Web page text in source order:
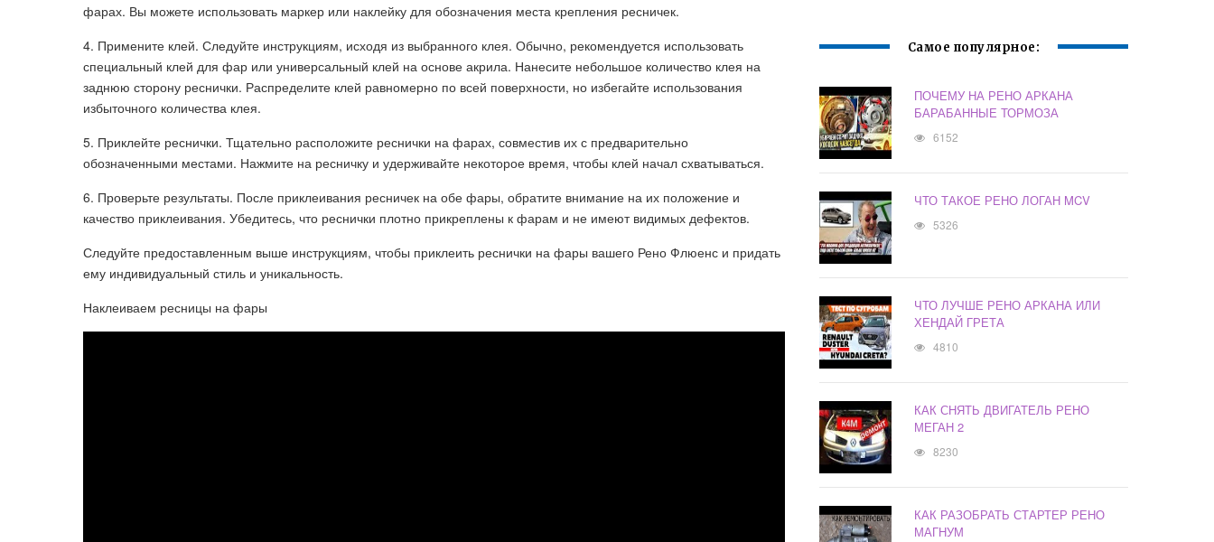
фарах. Вы можете использовать маркер или наклейку для обозначения места крепления ресничек.
4. Примените клей. Следуйте инструкциям, исходя из выбранного клея. Обычно, рекомендуется использовать
специальный клей для фар или универсальный клей на основе акрила. Нанесите небольшое количество клея на
заднюю сторону реснички. Распределите клей равномерно по всей поверхности, но избегайте использования
избыточного количества клея.
5. Приклейте реснички. Тщательно расположите реснички на фарах, совместив их с предварительно
обозначенными местами. Нажмите на ресничку и удерживайте некоторое время, чтобы клей начал схватываться.
6. Проверьте результаты. После приклеивания ресничек на обе фары, обратите внимание на их положение и
качество приклеивания. Убедитесь, что реснички плотно прикреплены к фарам и не имеют видимых дефектов.
Следуйте предоставленным выше инструкциям, чтобы приклеить реснички на фары вашего Рено Флюенс и придать
ему индивидуальный стиль и уникальность.
Наклеиваем ресницы на фары
Самое популярное:
ПОЧЕМУ НА РЕНО АРКАНА
БАРАБАННЫЕ ТОРМОЗА
6152
ЧТО ТАКОЕ РЕНО ЛОГАН MCV
5326
ЧТО ЛУЧШЕ РЕНО АРКАНА ИЛИ
ХЕНДАЙ ГРЕТА
4810
КАК СНЯТЬ ДВИГАТЕЛЬ РЕНО
МЕГАН 2
8230
КАК РАЗОБРАТЬ СТАРТЕР РЕНО
МАГНУМ